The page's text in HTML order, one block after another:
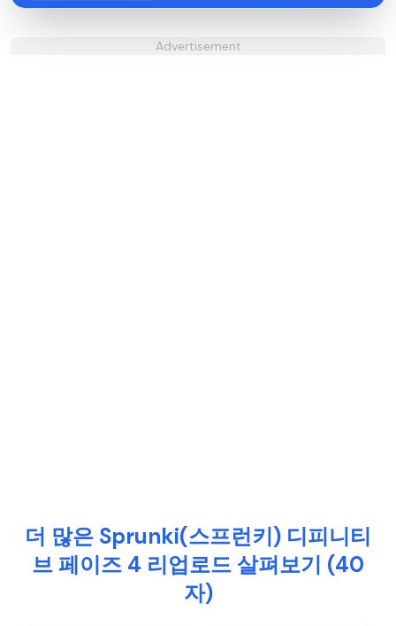
Advertisement
더 많은 Sprunki(스프런키) 디피니티
브 페이즈 4 리업로드 살펴보기 (40
자)